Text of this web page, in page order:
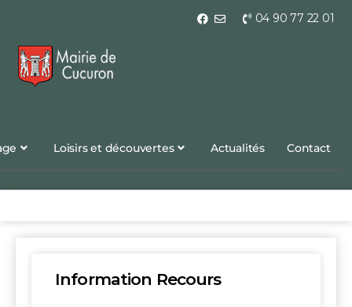
04 90 77 22 01
Loisirs et découvertes Actualités Contact
Information Recours